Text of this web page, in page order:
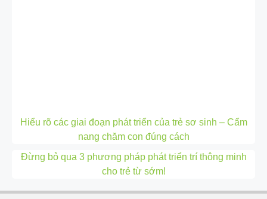
Hiểu rõ các giai đoạn phát triển của trẻ sơ sinh – Cẩm
nang chăm con đúng cách
Đừng bỏ qua 3 phương pháp phát triển trí thông minh
cho trẻ từ sớm!